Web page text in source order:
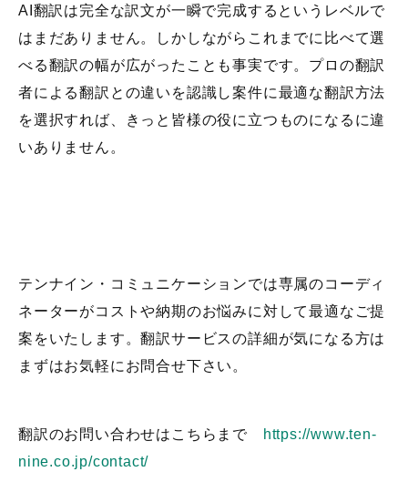
AI翻訳は完全な訳文が一瞬で完成するというレベルで
はまだありません。しかしながらこれまでに比べて選
べる翻訳の幅が広がったことも事実です。プロの翻訳
者による翻訳との違いを認識し案件に最適な翻訳方法
を選択すれば、きっと皆様の役に立つものになるに違
いありません。
テンナイン・コミュニケーションでは専属のコーディ
ネーターがコストや納期のお悩みに対して最適なご提
案をいたします。翻訳サービスの詳細が気になる方は
まずはお気軽にお問合せ下さい。
翻訳のお問い合わせはこちらまで
https://www.ten-
nine.co.jp/contact/